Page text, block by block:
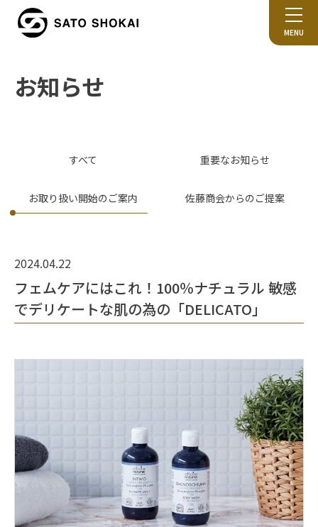
MENU
お知らせ
すべて 重要なお知らせ
お取り扱い開始のご案内 佐藤商会からのご提案
2024.04.22
フェムケアにはこれ！100％ナチュラル 敏感
でデリケートな肌の為の「DELICATO」